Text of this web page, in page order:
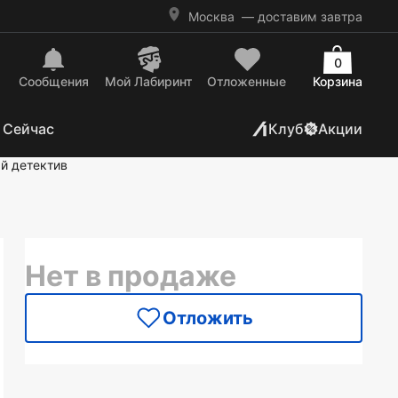
Москва — доставим завтра
Сообщения Mой Лабиринт Отложенные Корзина
0
Клуб Акции
детектив
Нет в продаже
Отложить